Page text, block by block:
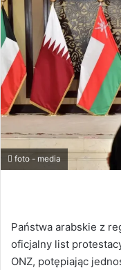
foto - media
Państwa arabskie z
oficjalny list
ONZ, potępiając